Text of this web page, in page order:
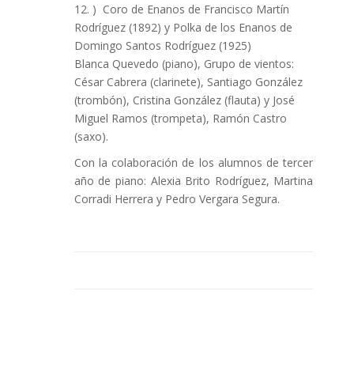
) Coro de Enanos de Francisco Martín
Rodríguez (1892) y Polka de los Enanos de
Domingo Santos Rodríguez (1925)
Blanca Quevedo (piano), Grupo de vientos:
César Cabrera (clarinete), Santiago González
(trombón), Cristina González (flauta) y José
Miguel Ramos (trompeta), Ramón Castro
(saxo).
Con la colaboración de los alumnos de tercer
año de piano: Alexia Brito Rodríguez, Martina
Corradi Herrera y Pedro Vergara Segura.